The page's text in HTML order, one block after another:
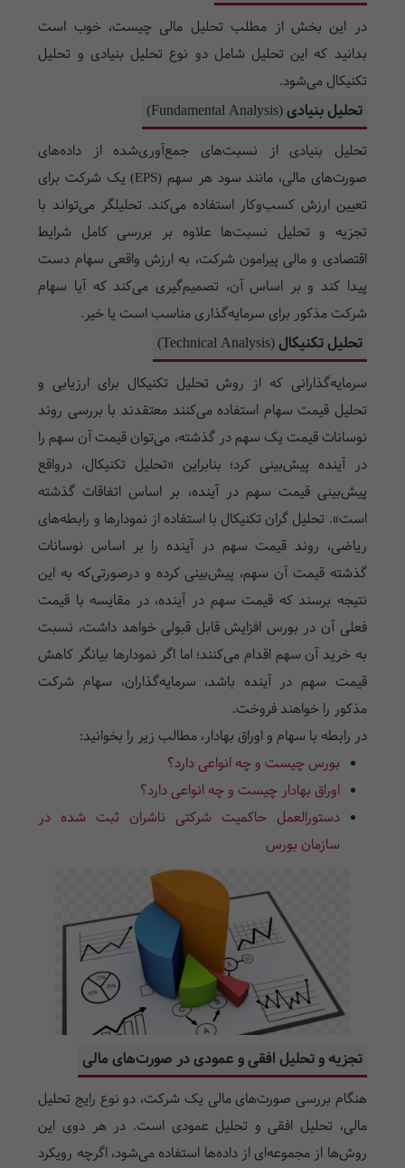
در این بخش از مطلب تحلیل مالی چیست، خوب است
بدانید که این تحلیل شامل دو نوع تحلیل بنیادی و تحلیل
تکنیکال می‌شود.
تحلیل بنیادی (Fundamental Analysis)
تحلیل بنیادی از نسبت‌های جمع‌آوری‌شده از داده‌های
صورت‌های مالی، مانند سود هر سهم (EPS) یک شرکت برای
تعیین ارزش کسب‌وکار استفاده می‌کند. تحلیلگر می‌تواند با
تجزیه و تحلیل نسبت‌ها علاوه بر بررسی کامل شرایط
اقتصادی و مالی پیرامون شرکت، به ارزش واقعی سهام دست
پیدا کند و بر اساس آن، تصمیم‌گیری می‌کند که آیا سهام
شرکت مذکور برای سرمایه‌گذاری مناسب است یا خیر.
تحلیل تکنیکال (Technical Analysis)
سرمایه‌گذارانی که از روش تحلیل تکنیکال برای ارزیابی و
تحلیل قیمت سهام استفاده می‌کنند معتقدند با بررسی روند
نوسانات قیمت یک سهم در گذشته، می‌توان قیمت آن سهم را
در آینده پیش‌بینی کرد؛ بنابراین «تحلیل تکنیکال، درواقع
پیش‌بینی قیمت سهم در آینده، بر اساس اتفاقات گذشته
است». تحلیل گران تکنیکال با استفاده از نمودارها و رابطه‌های
ریاضی، روند قیمت سهم در آینده را بر اساس نوسانات
گذشته قیمت آن سهم، پیش‌بینی کرده و درصورتی‌که به این
نتیجه برسند که قیمت سهم در آینده، در مقایسه با قیمت
فعلی آن در بورس افزایش قابل قبولی خواهد داشت، نسبت
به خرید آن سهم اقدام می‌کنند؛ اما اگر نمودارها بیانگر کاهش
قیمت سهم در آینده باشد، سرمایه‌گذاران، سهام شرکت
مذکور را خواهند فروخت.
در رابطه با سهام و اوراق بهادار، مطالب زیر را بخوانید:
بورس چیست و چه انواعی دارد؟
اوراق بهادار چیست و چه انواعی دارد؟
دستورالعمل حاکمیت شرکتی ناشران ثبت شده در
سازمان بورس
تجزیه و تحلیل افقی و عمودی در صورت‌های مالی
هنگام بررسی صورت‌های مالی یک شرکت، دو نوع رایج تحلیل
مالی، تحلیل افقی و تحلیل عمودی است. در هر دوی این
روش‌ها از مجموعه‌ای از داده‌ها استفاده می‌شود، اگرچه رویکرد